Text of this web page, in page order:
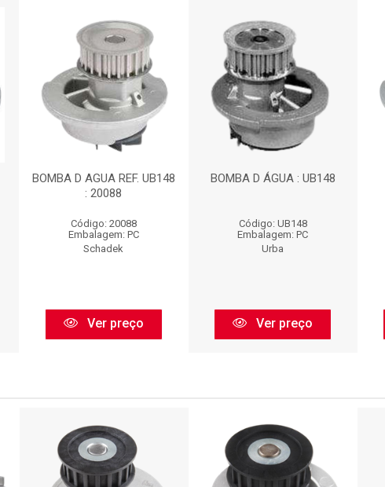
BOMBA D AGUA REF. UB148
: 20088
Código: 20088
Embalagem: PC
Schadek
Ver preço
BOMBA D ÁGUA : UB148
Código: UB148
Embalagem: PC
Urba
Ver preço